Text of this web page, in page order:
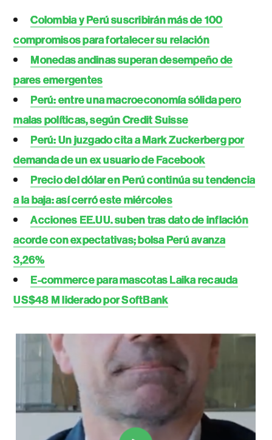
Colombia y Perú suscribirán más de 100
compromisos para fortalecer su relación
Monedas andinas superan desempeño de
pares emergentes
Perú: entre una macroeconomía sólida pero
malas políticas, según Credit Suisse
Perú: Un juzgado cita a Mark Zuckerberg por
demanda de un ex usuario de Facebook
Precio del dólar en Perú continúa su tendencia
a la baja: así cerró este miércoles
Acciones EE.UU. suben tras dato de inflación
acorde con expectativas; bolsa Perú avanza
3,26%
E-commerce para mascotas Laika recauda
US$48 M liderado por SoftBank